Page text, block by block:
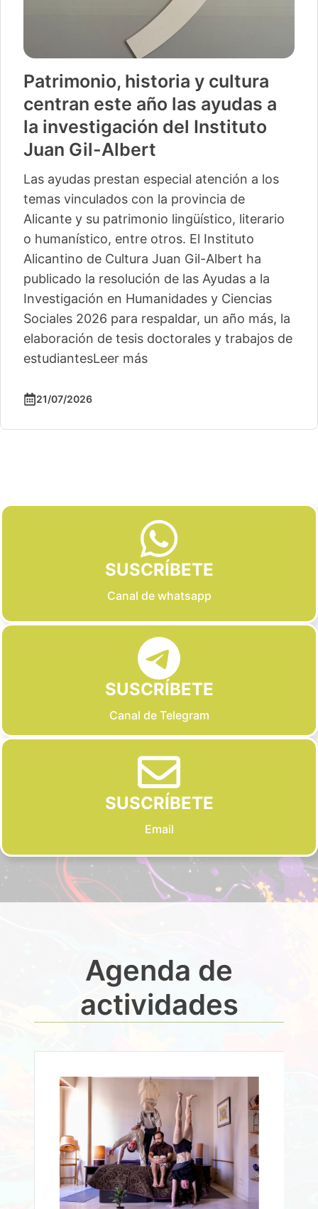
Patrimonio, historia y cultura
centran este año las ayudas a
la investigación del Instituto
Juan Gil-Albert
Las ayudas prestan especial atención a los
temas vinculados con la provincia de
Alicante y su patrimonio lingüístico, literario
o humanístico, entre otros. El Instituto
Alicantino de Cultura Juan Gil-Albert ha
publicado la resolución de las Ayudas a la
Investigación en Humanidades y Ciencias
Sociales 2026 para respaldar, un año más, la
elaboración de tesis doctorales y trabajos de
estudiantesLeer más
21/07/2026
SUSCRÍBETE
Canal de whatsapp
SUSCRÍBETE
Canal de Telegram
SUSCRÍBETE
Email
Agenda de
actividades